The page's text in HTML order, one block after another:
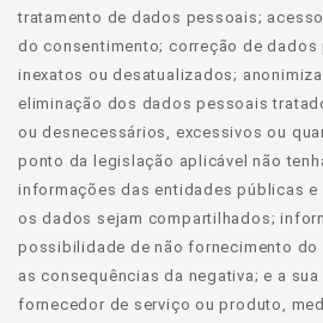
tratamento de dados pessoais;
do consentimento; correção de
inexatos ou desatualizados;
eliminação dos dados pessoais
ou desnecessários, excessivos ou
ponto da legislação aplicável não
informações das entidades públicas e
os dados sejam compartilhados;
possibilidade de não fornecimento do
as consequências da negativa; e a
fornecedor de serviço ou produto,